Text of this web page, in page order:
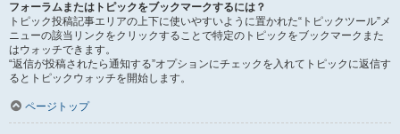
フォーラムまたはトピックをブックマークするには？
トピック投稿記事エリアの上下に使いやすいように置かれた“トピックツール”メ
ニューの該当リンクをクリックすることで特定のトピックをブックマークまた
はウォッチできます。
“返信が投稿されたら通知する”オプションにチェックを入れてトピックに返信す
るとトピックウォッチを開始します。
ページトップ